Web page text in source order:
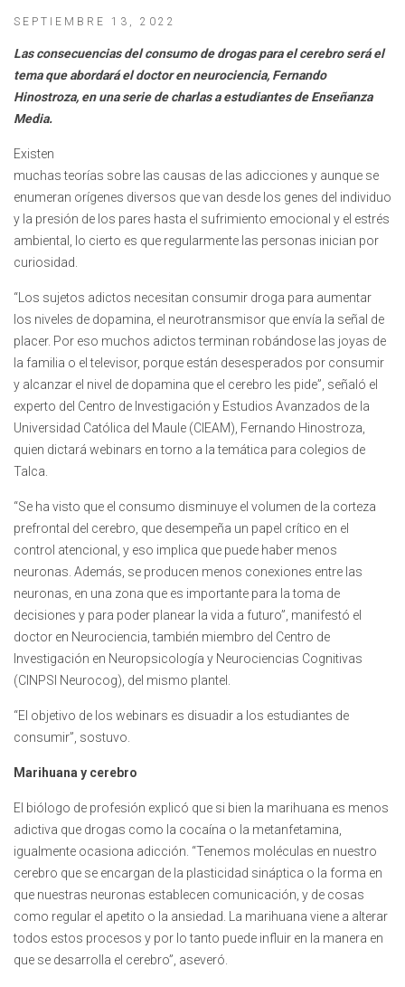
SEPTIEMBRE 13, 2022
Las consecuencias del consumo de drogas para el cerebro será el
tema que abordará el doctor en neurociencia, Fernando
Hinostroza, en una serie de charlas a estudiantes de Enseñanza
Media.
Existen
muchas teorías sobre las causas de las adicciones y aunque se
enumeran orígenes diversos que van desde los genes del individuo
y la presión de los pares hasta el sufrimiento emocional y el estrés
ambiental, lo cierto es que regularmente las personas inician por
curiosidad.
“Los sujetos adictos necesitan consumir droga para aumentar
los niveles de dopamina, el neurotransmisor que envía la señal de
placer. Por eso muchos adictos terminan robándose las joyas de
la familia o el televisor, porque están desesperados por consumir
y alcanzar el nivel de dopamina que el cerebro les pide”, señaló el
experto del Centro de Investigación y Estudios Avanzados de la
Universidad Católica del Maule (CIEAM), Fernando Hinostroza,
quien dictará webinars en torno a la temática para colegios de
Talca.
“Se ha visto que el consumo disminuye el volumen de la corteza
prefrontal del cerebro, que desempeña un papel crítico en el
control atencional, y eso implica que puede haber menos
neuronas. Además, se producen menos conexiones entre las
neuronas, en una zona que es importante para la toma de
decisiones y para poder planear la vida a futuro”, manifestó el
doctor en Neurociencia, también miembro del Centro de
Investigación en Neuropsicología y Neurociencias Cognitivas
(CINPSI Neurocog), del mismo plantel.
“El objetivo de los webinars es disuadir a los estudiantes de
consumir”, sostuvo.
Marihuana y cerebro
El biólogo de profesión explicó que si bien la marihuana es menos
adictiva que drogas como la cocaína o la metanfetamina,
igualmente ocasiona adicción. “Tenemos moléculas en nuestro
cerebro que se encargan de la plasticidad sináptica o la forma en
que nuestras neuronas establecen comunicación, y de cosas
como regular el apetito o la ansiedad. La marihuana viene a alterar
todos estos procesos y por lo tanto puede influir en la manera en
que se desarrolla el cerebro”, aseveró.